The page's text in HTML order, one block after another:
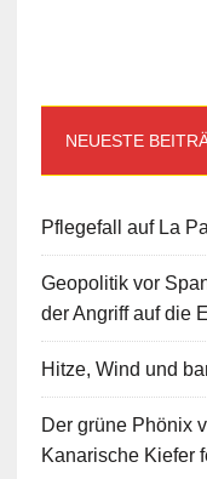
NEUESTE
Pflegefall auf La
Geopolitik vor
der Angriff auf die
Hitze, Wind und
Der grüne Phönix
Kanarische Kiefer